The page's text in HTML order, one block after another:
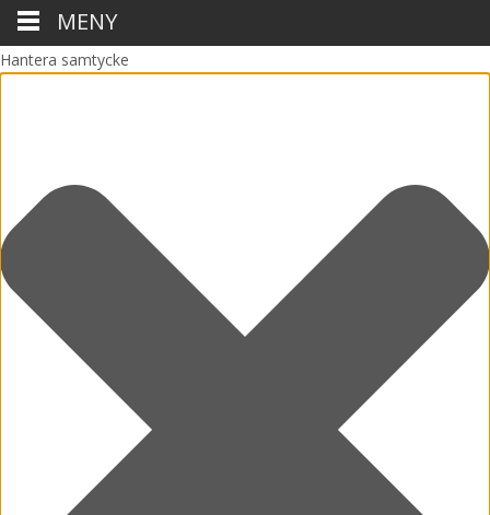
Hantera samtycke
MENY